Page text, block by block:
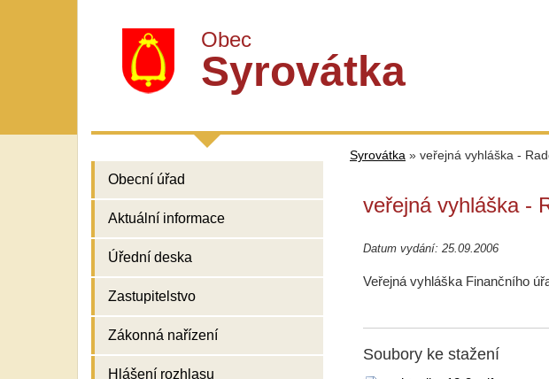
Obec
Syrovátka
Obecní úřad
Aktuální informace
Úřední deska
Zastupitelstvo
Zákonná nařízení
Hlášení rozhlasu
Syrovátka » veřejná vyhláška -
veřejná vyhláška -
Datum vydání: 25.09.2006
Veřejná vyhláška Finančního
Soubory ke stažení